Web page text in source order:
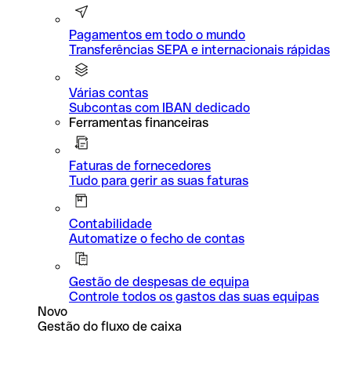
Pagamentos em todo o mundo
Transferências SEPA e internacionais rápidas
Várias contas
Subcontas com IBAN dedicado
Ferramentas financeiras
Faturas de fornecedores
Tudo para gerir as suas faturas
Contabilidade
Automatize o fecho de contas
Gestão de despesas de equipa
Controle todos os gastos das suas equipas
Novo
Gestão do fluxo de caixa